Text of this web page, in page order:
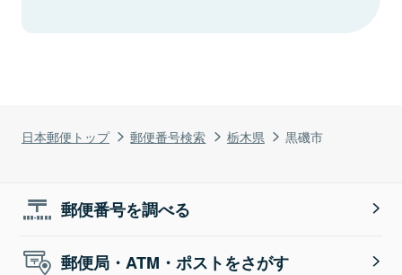
日本郵便トップ 郵便番号検索 栃木県 黒磯市
郵便番号を調べる
郵便局・ATM・ポストをさがす